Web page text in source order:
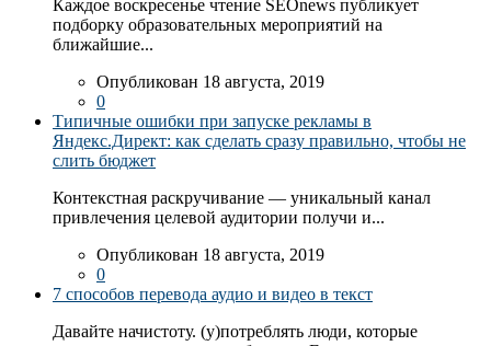
Каждое воскресенье чтение SEOnews публикует
подборку образовательных мероприятий на
ближайшие...
Опубликован 18 августа, 2019
0
Типичные ошибки при запуске рекламы в
Яндекс.Директ: как сделать сразу правильно, чтобы не
слить бюджет
Контекстная раскручивание — уникальный канал
привлечения целевой аудитории получи и...
Опубликован 18 августа, 2019
0
7 способов перевода аудио и видео в текст
Давайте начистоту. (у)потреблять люди, которые